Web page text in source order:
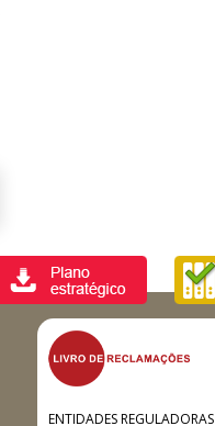
ENTIDADES REGULADORAS